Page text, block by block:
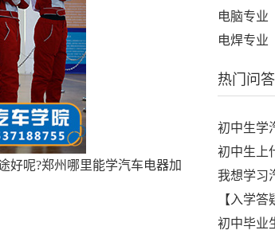
好呢?郑州哪里能学汽车电器加
电脑专业
电焊专业
热门问答
初中生学
初中生上
我想学习
【入学
初中毕业